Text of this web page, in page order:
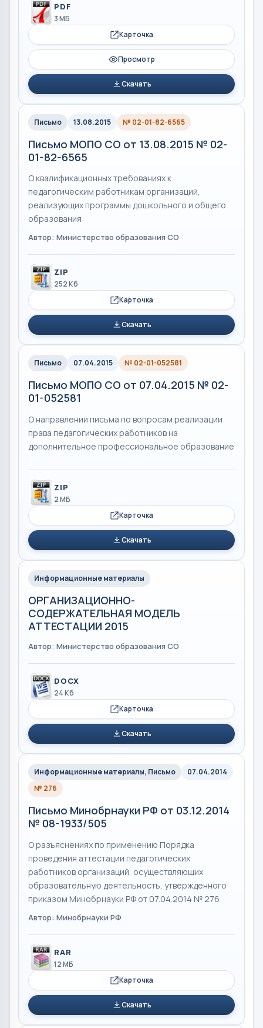
PDF
3 МБ
Карточка
Просмотр
Скачать
Письмо 13.08.2015 № 02-01-82-6565
Письмо МОПО СО от 13.08.2015 № 02-
01-82-6565
О квалификационных требованиях к
педагогическим работникам организаций,
реализующих программы дошкольного и общего
образования
Автор: Министерство образования СО
ZIP
252 Кб
Карточка
Скачать
Письмо 07.04.2015 № 02-01-052581
Письмо МОПО СО от 07.04.2015 № 02-
01-052581
О направлении письма по вопросам реализации
права педагогических работников на
дополнительное профессиональное образование
ZIP
2 МБ
Карточка
Скачать
Информационные материалы
ОРГАНИЗАЦИОННО-
СОДЕРЖАТЕЛЬНАЯ МОДЕЛЬ
АТТЕСТАЦИИ 2015
Автор: Министерство образования СО
DOCX
24 Кб
Карточка
Скачать
Информационные материалы, Письмо
07.04.2014
№ 276
Письмо Минобрнауки РФ от 03.12.2014
№ 08-1933/505
О разъяснениях по применению Порядка
проведения аттестации педагогических
работников организаций, осуществляющих
образовательную деятельность, утвержденного
приказом Минобрнауки РФ от 07.04.2014 № 276
Автор: Минобрнауки РФ
RAR
12 МБ
Карточка
Скачать